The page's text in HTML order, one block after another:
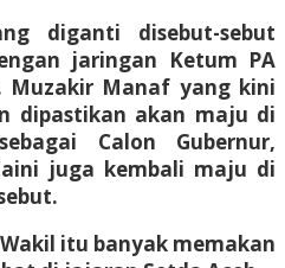
diganti disebut-sebut
jaringan Ketum PA
Muzakir Manaf yang kini
dipastikan akan maju di
Calon Gubernur,
juga kembali maju di
itu banyak memakan